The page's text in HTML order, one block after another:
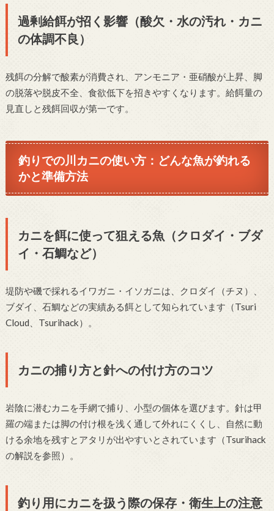
過剰給餌が招く影響（酸欠・水の汚れ・カニ
の体調不良）
残餌の分解で酸素が消費され、アンモニア・亜硝酸が上昇、脚
の脱落や脱皮不全、食欲低下を招きやすくなります。給餌量の
見直しと残餌回収が第一です。
釣りでの川カニの使い方：どんな魚が釣れる
かと準備方法
カニを餌に使って狙える魚（クロダイ・ブダ
イ・石鯛など）
堤防や磯で採れるイワガニ・イソガニは、クロダイ（チヌ）、
ブダイ、石鯛などの実績ある餌として知られています（Tsuri
Cloud、Tsurihack）。
カニの捕り方と針への付け方のコツ
岩陰に潜むカニを手網で捕り、小型の個体を選びます。針は甲
羅の端または脚の付け根を浅く通して外れにくくし、自然に動
ける余地を残すとアタリが出やすいとされています（Tsurihack
の解説を参照）。
釣り用にカニを扱う際の保存・衛生上の注意